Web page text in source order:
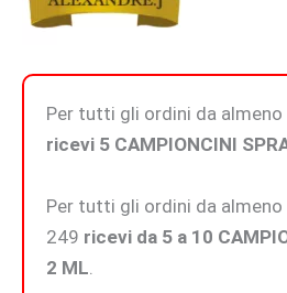
Per tutti gli ordini da almeno
ricevi 5 CAMPIONCINI
Per tutti gli ordini da almeno
249 ricevi da 5 a 10
2 ML